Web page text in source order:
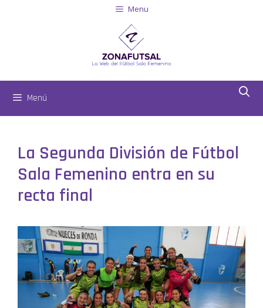
Menu
Menú
La Segunda División de Fútbol
Sala Femenino entra en su
recta final